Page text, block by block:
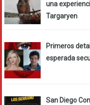
una
Targaryen
Primeros
esperada
San Diego